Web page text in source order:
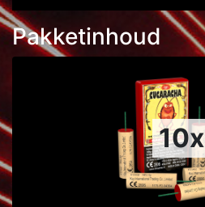
Pakketinhoud
10x